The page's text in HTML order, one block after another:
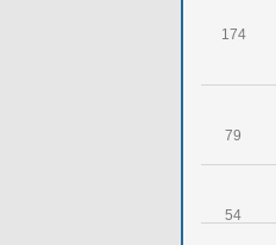
174
79
54